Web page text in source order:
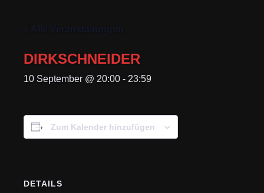
« Alle Veranstaltungen
DIRKSCHNEIDER
10 September @ 20:00 - 23:59
Zum Kalender hinzufügen
DETAILS